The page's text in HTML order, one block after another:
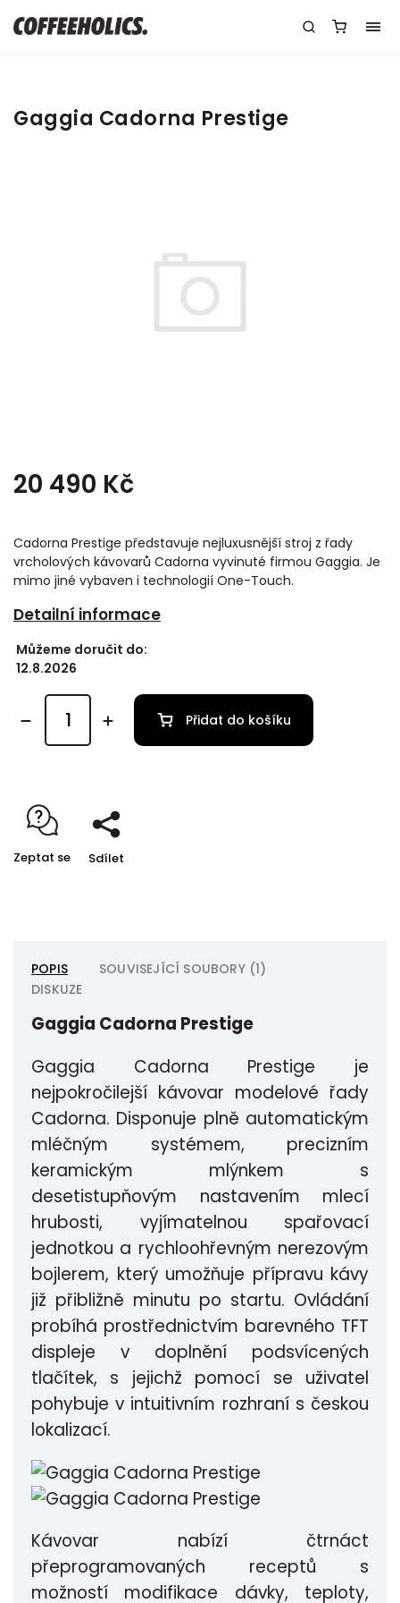
Gaggia Cadorna Prestige
20 490 Kč
Cadorna Prestige představuje nejluxusnější stroj z řady
vrcholových kávovarů Cadorna vyvinuté firmou Gaggia. Je
mimo jiné vybaven i technologií One-Touch.
Detailní informace
Můžeme doručit do:
12.8.2026
Přidat do košíku
Zeptat se Sdílet
POPIS
SOUVISEJÍCÍ SOUBORY (1)
DISKUZE
Gaggia Cadorna Prestige
Gaggia Cadorna Prestige je
nejpokročilejší kávovar modelové řady
Cadorna. Disponuje plně automatickým
mléčným systémem, precizním
keramickým mlýnkem s
desetistupňovým nastavením mlecí
hrubosti, vyjímatelnou spařovací
jednotkou a rychloohřevným nerezovým
bojlerem, který umožňuje přípravu kávy
již přibližně minutu po startu. Ovládání
probíhá prostřednictvím barevného TFT
displeje v doplnění podsvícených
tlačítek, s jejichž pomocí se uživatel
pohybuje v intuitivním rozhraní s českou
lokalizací.
Kávovar nabízí čtrnáct
přeprogramovaných receptů s
možností modifikace dávky, teploty,